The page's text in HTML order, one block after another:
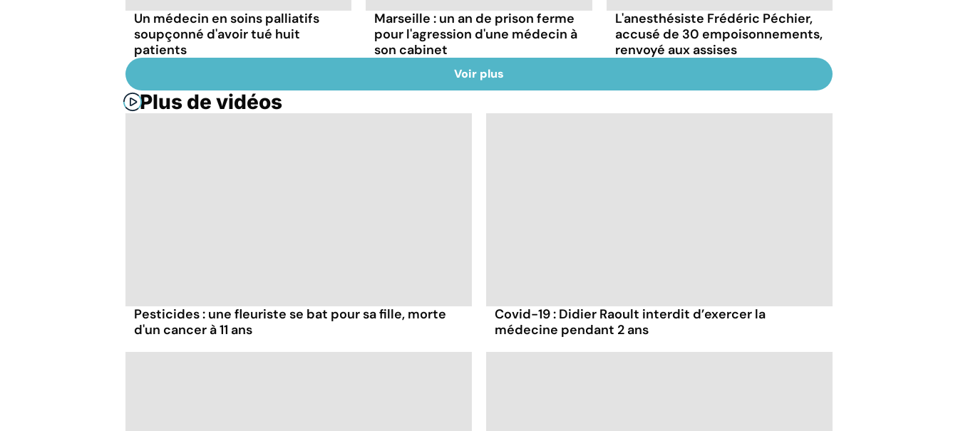
Un médecin en soins palliatifs
soupçonné d'avoir tué huit
patients
Marseille : un an de prison ferme
pour l'agression d'une médecin à
son cabinet
L'anesthésiste Frédéric Péchier,
accusé de 30 empoisonnements,
renvoyé aux assises
Voir plus
Plus de vidéos
Pesticides : une fleuriste se bat pour sa fille, morte
d'un cancer à 11 ans
Covid-19 : Didier Raoult interdit d’exercer la
médecine pendant 2 ans